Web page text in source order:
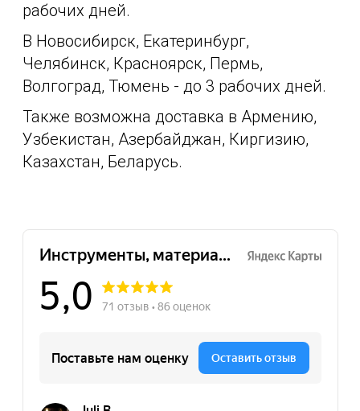
рабочих дней.
В Новосибирск, Екатеринбург,
Челябинск, Красноярск, Пермь,
Волгоград, Тюмень - до 3 рабочих дней.
Также возможна доставка в Армению,
Узбекистан, Азербайджан, Киргизию,
Казахстан, Беларусь.